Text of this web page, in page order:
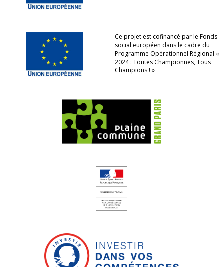
Ce projet est cofinancé par le Fonds
social européen dans le cadre du
Programme Opérationnel Régional «
2024 : Toutes Championnes, Tous
Champions ! »